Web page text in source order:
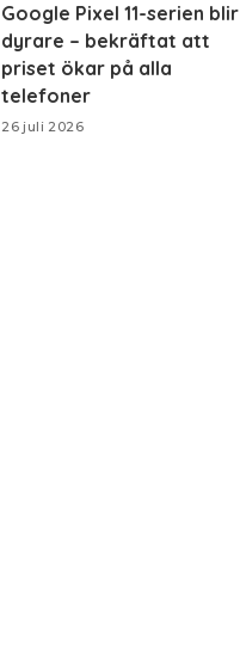
Google Pixel 11-serien blir
dyrare – bekräftat att
priset ökar på alla
telefoner
26 juli 2026